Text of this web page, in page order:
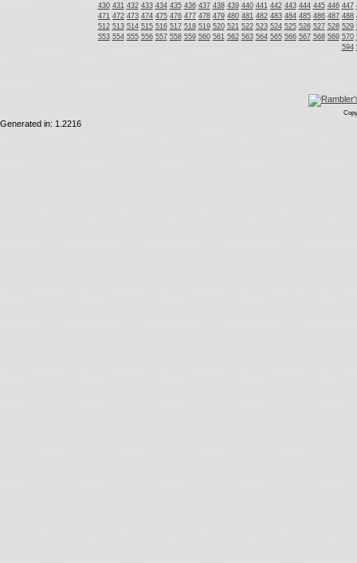
430 431 432 433 434 435 436 437 438 439 440 441 442 443 444 445 446 447
471 472 473 474 475 476 477 478 479 480 481 482 483 484 485 486 487 488
512 513 514 515 516 517 518 519 520 521 522 523 524 525 526 527 528 529
553 554 555 556 557 558 559 560 561 562 563 564 565 566 567 568 569 570
594
Generated in: 1.2216